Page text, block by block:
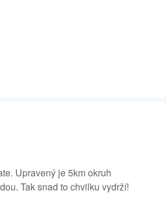
Upravený je 5km okruh
Tak snad to chvilku vydrží!